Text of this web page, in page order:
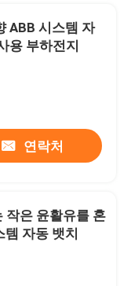
ABB 시스템 자
용 부하전지
연락처
작은 윤활유를 혼
자동 뱃치